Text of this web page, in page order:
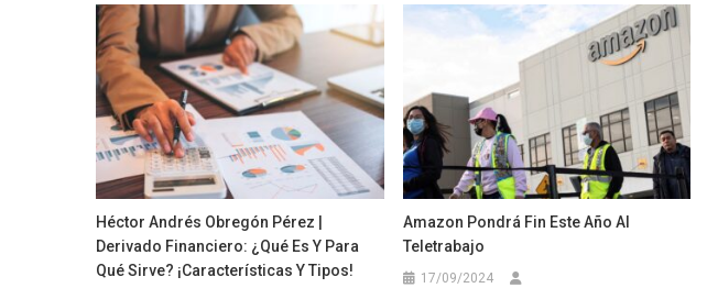
Héctor Andrés Obregón Pérez |
Derivado Financiero: ¿Qué Es Y Para
Qué Sirve? ¡Características Y Tipos!
Amazon Pondrá Fin Este Año Al
Teletrabajo
17/09/2024